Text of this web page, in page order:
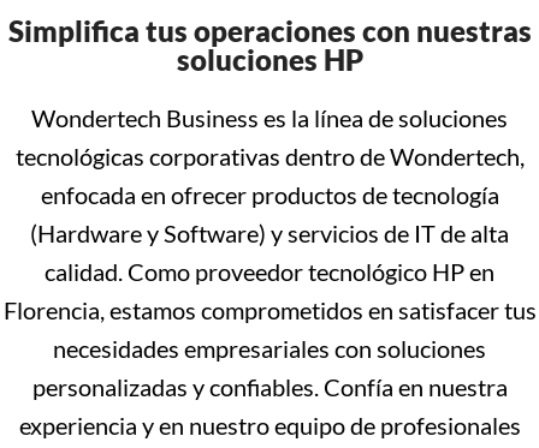
Simplifica tus operaciones con nuestras
soluciones HP
Wondertech Business es la línea de soluciones
tecnológicas corporativas dentro de Wondertech,
enfocada en ofrecer productos de tecnología
(Hardware y Software) y servicios de IT de alta
calidad. Como proveedor tecnológico HP en
Florencia, estamos comprometidos en satisfacer tus
necesidades empresariales con soluciones
personalizadas y confiables. Confía en nuestra
experiencia y en nuestro equipo de profesionales